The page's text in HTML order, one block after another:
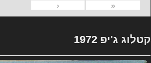
«
‹
קטלוג ג'יפ 1972